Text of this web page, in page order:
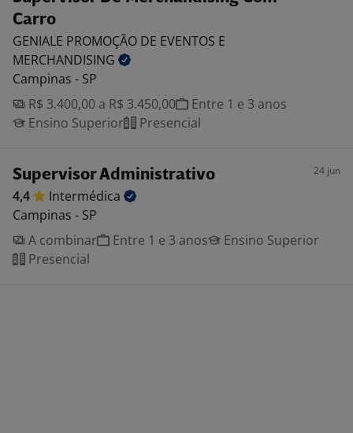
Carro
GENIALE PROMOÇÃO DE EVENTOS E
MERCHANDISING
Campinas - SP
R$ 3.400,00 a R$ 3.450,00
Entre 1 e 3 anos
Ensino Superior
Presencial
Supervisor Administrativo 24 jun
4,4
Intermédica
Campinas - SP
A combinar
Entre 1 e 3 anos
Ensino Superior
Presencial